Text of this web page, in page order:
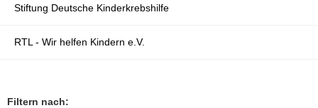
Stiftung Deutsche Kinderkrebshilfe
RTL - Wir helfen Kindern e.V.
Filtern nach: